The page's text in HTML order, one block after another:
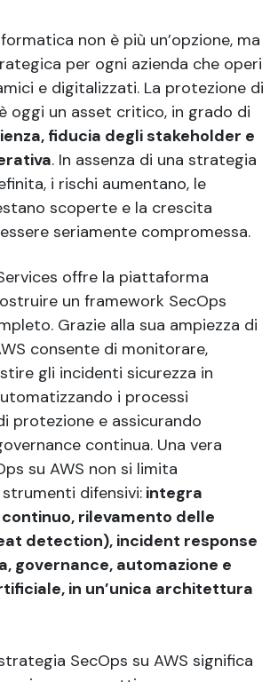
non è più un’opzione, ma
per ogni azienda che operi
e digitalizzati. La protezione di
oggi un asset critico, in grado di
fiducia degli stakeholder e
. In assenza di una strategia
i rischi aumentano, le
scoperte e la crescita
seriamente compromessa.
offre la piattaforma
un framework SecOps
Grazie alla sua ampiezza di
consente di monitorare,
gli incidenti sicurezza in
i processi
protezione e assicurando
continua. Una vera
su AWS non si limita
strumenti difensivi: integra
rilevamento delle
detection), incident response
governance, automazione e
in un’unica architettura
SecOps su AWS significa